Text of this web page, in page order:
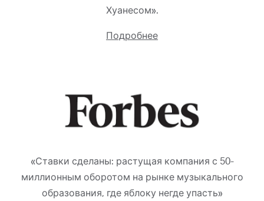
Хуанесом».
Подробнее
«Ставки сделаны: растущая компания с 50-
миллионным оборотом на рынке музыкального
образования, где яблоку негде упасть»